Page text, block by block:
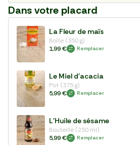
Dans votre placard
La Fleur de maïs
Boîte (350 g)
1,99 €
Remplacer
Le Miel d'acacia
Pot (375 g)
5,99 €
Remplacer
L'Huile de sésame
Bouteille (250 ml)
5,99 €
Remplacer